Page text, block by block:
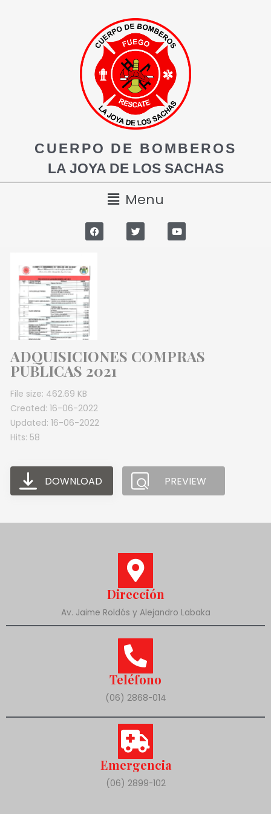
CUERPO DE BOMBEROS
LA JOYA DE LOS SACHAS
Menu
ADQUISICIONES COMPRAS
PUBLICAS 2021
File size: 462.69 KB
Created: 16-06-2022
Updated: 16-06-2022
Hits: 58
DOWNLOAD PREVIEW
Dirección
Av. Jaime Roldós y Alejandro Labaka
Teléfono
(06) 2868-014
Emergencia
(06) 2899-102